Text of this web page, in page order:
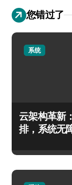
您错过了
系统
云架构革新
排，系统无